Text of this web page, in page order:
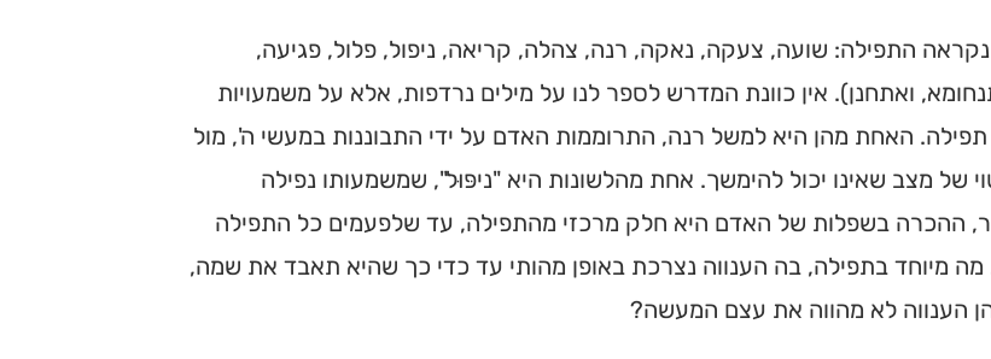
התפילה: שועה, צעקה, נאקה, רנה, צהלה, קריאה, ניפול, פלול, פגיעה,
ואתחנן). אין כוונת המדרש לספר לנו על מילים נרדפות, אלא על משמעויות
תפילה. האחת מהן היא למשל רנה, התרוממות האדם על ידי התבוננות במעשי ה', מול
של מצב שאינו יכול להימשך. אחת מהלשונות היא "ניפּוּל", שמשמעותו נפילה
ההכרה בשפלות של האדם היא חלק מרכזי מהתפילה, עד שלפעמים כל התפילה
מיוחד בתפילה, בה הענווה נצרכת באופן מהותי עד כדי כך שהיא תאבד את שמה,
הענווה לא מהווה את עצם המעשה?